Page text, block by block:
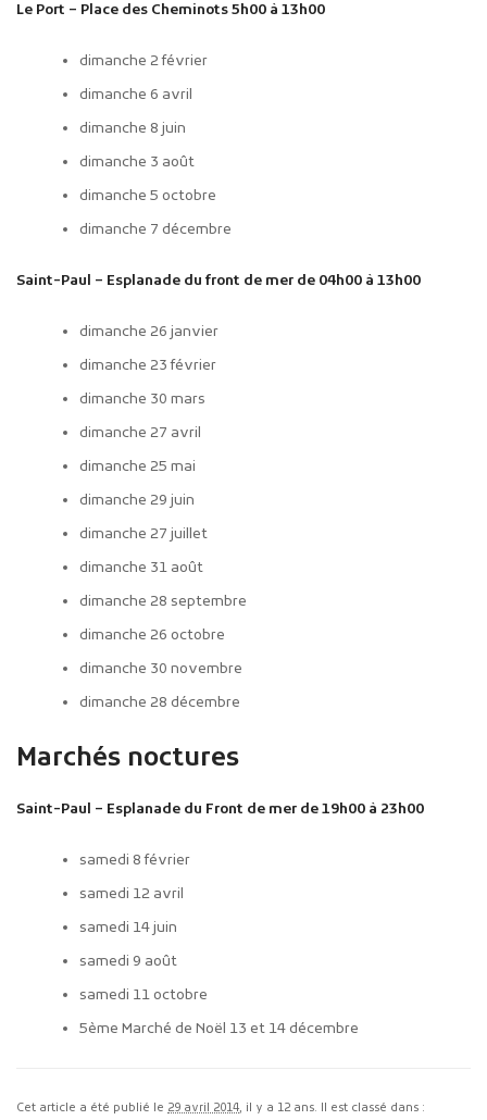
Le Port – Place des Cheminots 5h00 à 13h00
dimanche 2 février
dimanche 6 avril
dimanche 8 juin
dimanche 3 août
dimanche 5 octobre
dimanche 7 décembre
Saint-Paul – Esplanade du front de mer de 04h00 à 13h00
dimanche 26 janvier
dimanche 23 février
dimanche 30 mars
dimanche 27 avril
dimanche 25 mai
dimanche 29 juin
dimanche 27 juillet
dimanche 31 août
dimanche 28 septembre
dimanche 26 octobre
dimanche 30 novembre
dimanche 28 décembre
Marchés noctures
Saint-Paul – Esplanade du Front de mer de 19h00 à 23h00
samedi 8 février
samedi 12 avril
samedi 14 juin
samedi 9 août
samedi 11 octobre
5ème Marché de Noël 13 et 14 décembre
Cet article a été publié le 29 avril 2014, il y a 12 ans. Il est classé dans :